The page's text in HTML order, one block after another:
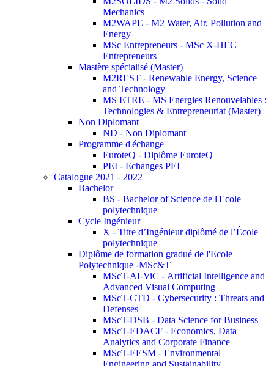
Mechanics
M2WAPE - M2 Water, Air, Pollution and
Energy
MSc Entrepreneurs - MSc X-HEC
Entrepreneurs
Mastère spécialisé (Master)
M2REST - Renewable Energy, Science
and Technology
MS ETRE - MS Energies Renouvelables :
Technologies & Entrepreneuriat (Master)
Non Diplomant
ND - Non Diplomant
Programme d'échange
EuroteQ - Diplôme EuroteQ
PEI - Echanges PEI
Catalogue 2021 - 2022
Bachelor
BS - Bachelor of Science de l'Ecole
polytechnique
Cycle Ingénieur
X - Titre d’Ingénieur diplômé de l’École
polytechnique
Diplôme de formation gradué de l'Ecole
Polytechnique -MSc&T
MScT-AI-ViC - Artificial Intelligence and
Advanced Visual Computing
MScT-CTD - Cybersecurity : Threats and
Defenses
MScT-DSB - Data Science for Business
MScT-EDACF - Economics, Data
Analytics and Corporate Finance
MScT-EESM - Environmental
Engineering and Sustainability